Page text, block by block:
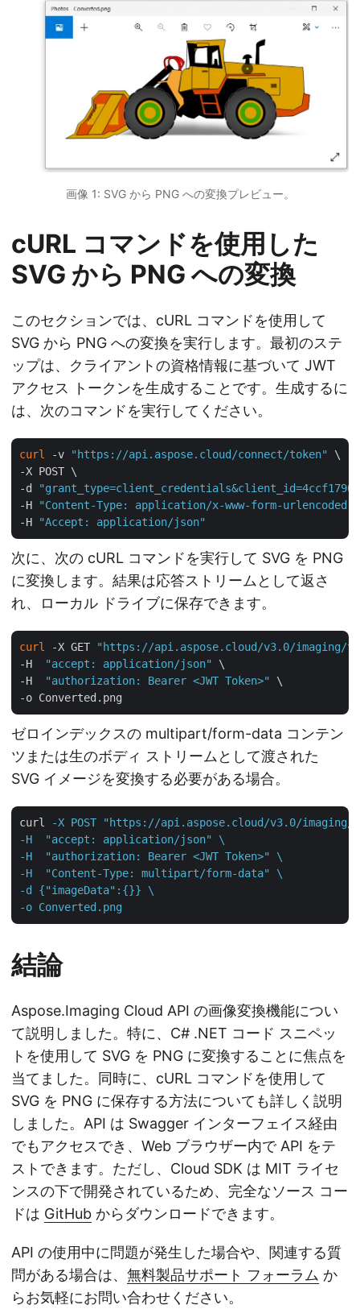
画像 1: SVG から PNG への変換プレビュー。
cURL コマンドを使用した
SVG から PNG への変換
このセクションでは、cURL コマンドを使用して
SVG から PNG への変換を実行します。最初のステ
ップは、クライアントの資格情報に基づいて JWT
アクセス トークンを生成することです。生成するに
は、次のコマンドを実行してください。
curl -v "https://api.aspose.cloud/connect/token"
\
-X POST \
-d
"grant_type=client_credentials&client_id=4ccf1790-
-H
"Content-Type: application/x-www-form-urlencoded"
-H
"Accept: application/json"
次に、次の cURL コマンドを実行して SVG を PNG
に変換します。結果は応答ストリームとして返さ
れ、ローカル ドライブに保存できます。
curl -X GET
"https://api.aspose.cloud/v3.0/imaging/
-H
"accept: application/json"
\
-H
"authorization: Bearer <JWT Token>"
\
ゼロインデックスの multipart/form-data コンテン
ツまたは生のボディ ストリームとして渡された
SVG イメージを変換する必要がある場合。
curl
-X POST "https://api.aspose.cloud/v3.0/imaging/
-H  "accept: application/json" \
-H  "authorization: Bearer <JWT Token>" \
-H  "Content-Type: multipart/form-data" \
-d {"imageData":{}} \
-o Converted.png
結論
Aspose.Imaging Cloud API の画像変換機能につい
て説明しました。特に、C# .NET コード スニペッ
トを使用して SVG を PNG に変換することに焦点を
当てました。同時に、cURL コマンドを使用して
SVG を PNG に保存する方法についても詳しく説明
しました。API は Swagger インターフェイス経由
でもアクセスでき、Web ブラウザー内で API をテ
ストできます。ただし、Cloud SDK は MIT ライセ
ンスの下で開発されているため、完全なソース コー
ドは GitHub からダウンロードできます。
API の使用中に問題が発生した場合や、関連する質
問がある場合は、 無料製品サポート フォーラム か
らお気軽にお問い合わせください。